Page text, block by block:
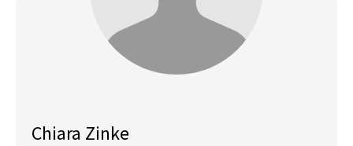
Chiara Zinke